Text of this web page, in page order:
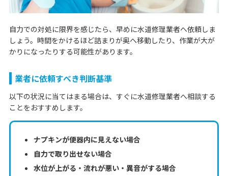
自力での対処に限界を感じたら、早めに水道修理業者へ依頼しま
しょう。時間をかけるほど詰まりが奥へ移動したり、作業が大が
かりになったりする可能性があります。
業者に依頼すべき判断基準
以下の状況に当てはまる場合は、すぐに水道修理業者へ相談する
ことをおすすめします。
ナプキンが便器内に見えない場合
自力で取り出せない場合
水位が上がる・流れが悪い・異音がする場合